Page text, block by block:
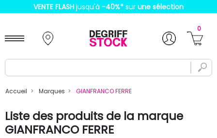
VENTE FLASH jusqu'à -40%* sur une sélection
0
Accueil Marques GIANFRANCO FERRE
Liste des produits de la marque
GIANFRANCO FERRE